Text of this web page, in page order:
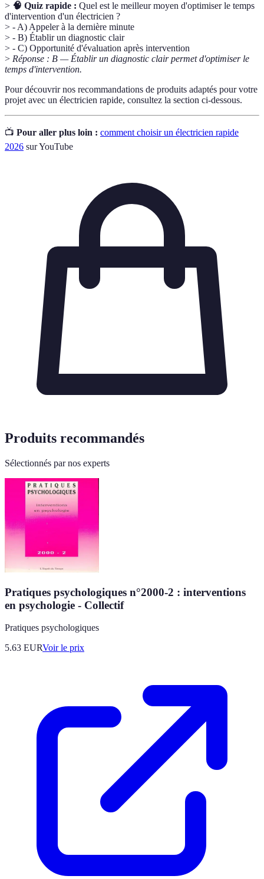
> 🧠 Quiz rapide : Quel est le meilleur moyen d'optimiser le temps
d'intervention d'un électricien ?
> - A) Appeler à la dernière minute
> - B) Établir un diagnostic clair
> - C) Opportunité d'évaluation après intervention
> Réponse : B — Établir un diagnostic clair permet d'optimiser le
temps d'intervention.
Pour découvrir nos recommandations de produits adaptés pour votre
projet avec un électricien rapide, consultez la section ci-dessous.
📺 Pour aller plus loin : comment choisir un électricien rapide
2026 sur YouTube
Produits recommandés
Sélectionnés par nos experts
Pratiques psychologiques n°2000-2 : interventions
en psychologie - Collectif
Pratiques psychologiques
5.63 EURVoir le prix